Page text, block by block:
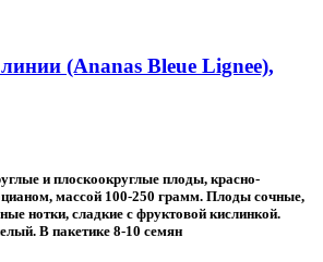
(Ananas Bleue Lignee),
и плоскоокруглые плоды, красно-
массой 100-250 грамм. Плоды сочные,
нотки, сладкие с фруктовой кислинкой.
В пакетике 8-10 семян